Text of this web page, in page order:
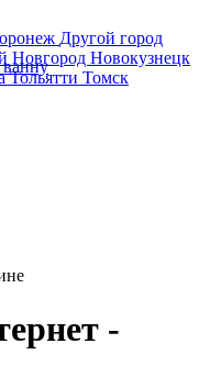
Другой город
Новгород Новокузнецк
Тольятти Томск
-